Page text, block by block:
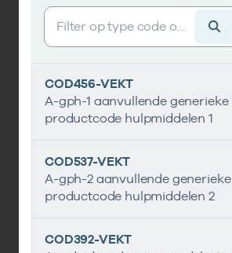
Vind gegevens&shy;element
COD456-VEKT
A-gph-1 aanvullende generieke
productcode hulpmiddelen 1
COD537-VEKT
A-gph-2 aanvullende generieke
productcode hulpmiddelen 2
COD392-VEKT